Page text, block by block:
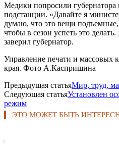
Медики попросили
подстанции. «Давайте я
думаю, что это вещи подъемные,
чтобы в сезон успеть это
заверил губернатор.
Управление печати и массовых
края. Фото А.Каспришина
Предыдущая статьяМир, труд,
Следующая статьяУстановлен
режим
ЭТО МОЖЕТ БЫТЬ